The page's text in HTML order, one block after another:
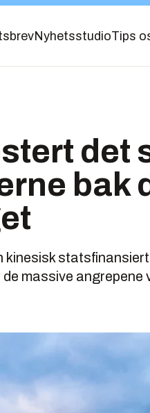
NyhetsstudioTips
det
bak
kinesisk
massive